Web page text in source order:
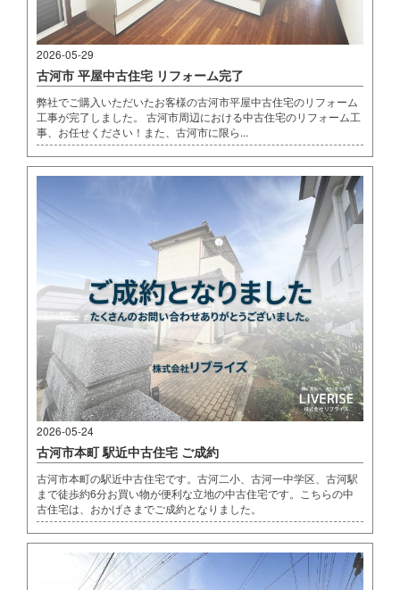
2026-05-29
古河市 平屋中古住宅 リフォーム完了
弊社でご購入いただいたお客様の古河市平屋中古住宅のリフォーム
工事が完了しました。 古河市周辺における中古住宅のリフォーム工
事、お任せください！また、古河市に限ら...
2026-05-24
古河市本町 駅近中古住宅 ご成約
古河市本町の駅近中古住宅です。古河二小、古河一中学区、古河駅
まで徒歩約6分お買い物が便利な立地の中古住宅です。こちらの中
古住宅は、おかげさまでご成約となりました。